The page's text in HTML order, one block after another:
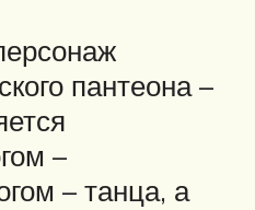
пантеона –
–
– танца, а